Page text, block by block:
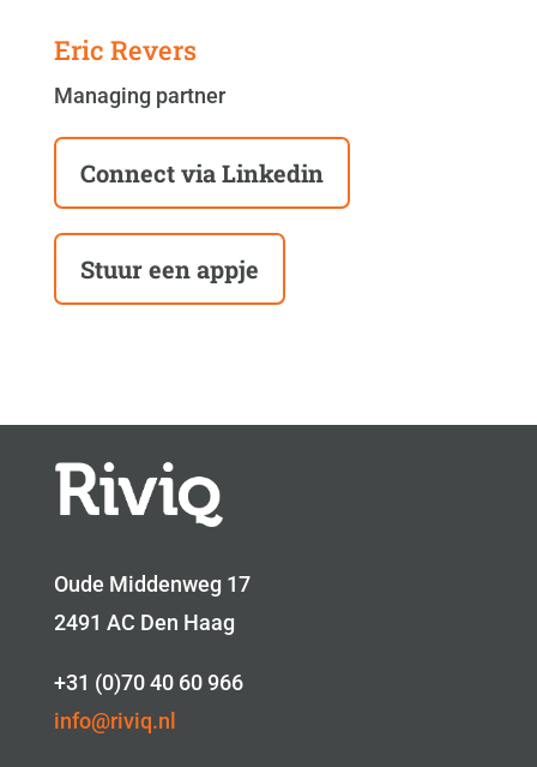
Eric Revers
Managing partner
Connect via Linkedin
Stuur een appje
Oude Middenweg 17
2491 AC Den Haag
+31 (0)70 40 60 966
info@riviq.nl